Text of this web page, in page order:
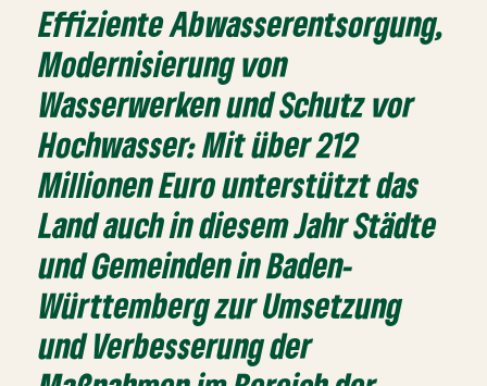
Effiziente Abwasserentsorgung,
Modernisierung von
Wasserwerken und Schutz vor
Hochwasser: Mit über 212
Millionen Euro unterstützt das
Land auch in diesem Jahr Städte
und Gemeinden in Baden-
Württemberg zur Umsetzung
und Verbesserung der